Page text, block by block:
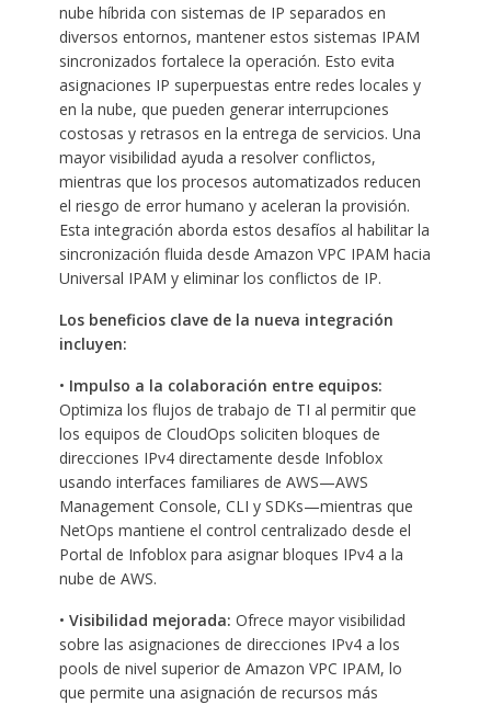
nube híbrida con sistemas de IP separados en
diversos entornos, mantener estos sistemas IPAM
sincronizados fortalece la operación. Esto evita
asignaciones IP superpuestas entre redes locales y
en la nube, que pueden generar interrupciones
costosas y retrasos en la entrega de servicios. Una
mayor visibilidad ayuda a resolver conflictos,
mientras que los procesos automatizados reducen
el riesgo de error humano y aceleran la provisión.
Esta integración aborda estos desafíos al habilitar la
sincronización fluida desde Amazon VPC IPAM hacia
Universal IPAM y eliminar los conflictos de IP.
Los beneficios clave de la nueva integración
incluyen:
• Impulso a la colaboración entre equipos:
Optimiza los flujos de trabajo de TI al permitir que
los equipos de CloudOps soliciten bloques de
direcciones IPv4 directamente desde Infoblox
usando interfaces familiares de AWS—AWS
Management Console, CLI y SDKs—mientras que
NetOps mantiene el control centralizado desde el
Portal de Infoblox para asignar bloques IPv4 a la
nube de AWS.
• Visibilidad mejorada: Ofrece mayor visibilidad
sobre las asignaciones de direcciones IPv4 a los
pools de nivel superior de Amazon VPC IPAM, lo
que permite una asignación de recursos más